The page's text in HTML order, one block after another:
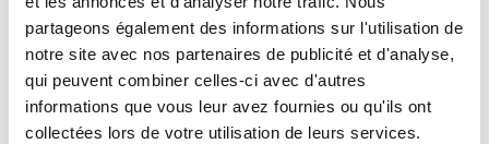
partageons également des informations sur l'utilisation de
notre site avec nos partenaires de publicité et d'analyse,
qui peuvent combiner celles-ci avec d'autres
informations que vous leur avez fournies ou qu'ils ont
collectées lors de votre utilisation de leurs services.
sortir si on tire manuellement dessus ou si on presse
les côtés ; et le stade C où il est impossible de faire
sortir le téton. C’est dans ce dernier cas que la
chirurgie esthétique intervient et qu’elle vous
permettra, si vous êtes une femme et que vous